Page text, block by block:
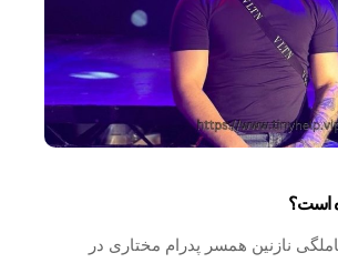
است؟
نازنین همسر پدرام مختاری در